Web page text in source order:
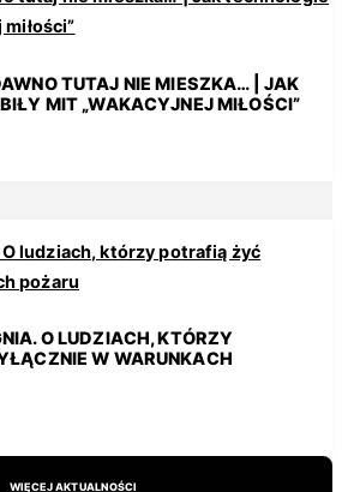
TUTAJ NIE MIESZKA… | JAK
MIT „WAKACYJNEJ MIŁOŚCI”
O LUDZIACH, KTÓRZY
W WARUNKACH
WIĘCEJ AKTUALNOŚCI